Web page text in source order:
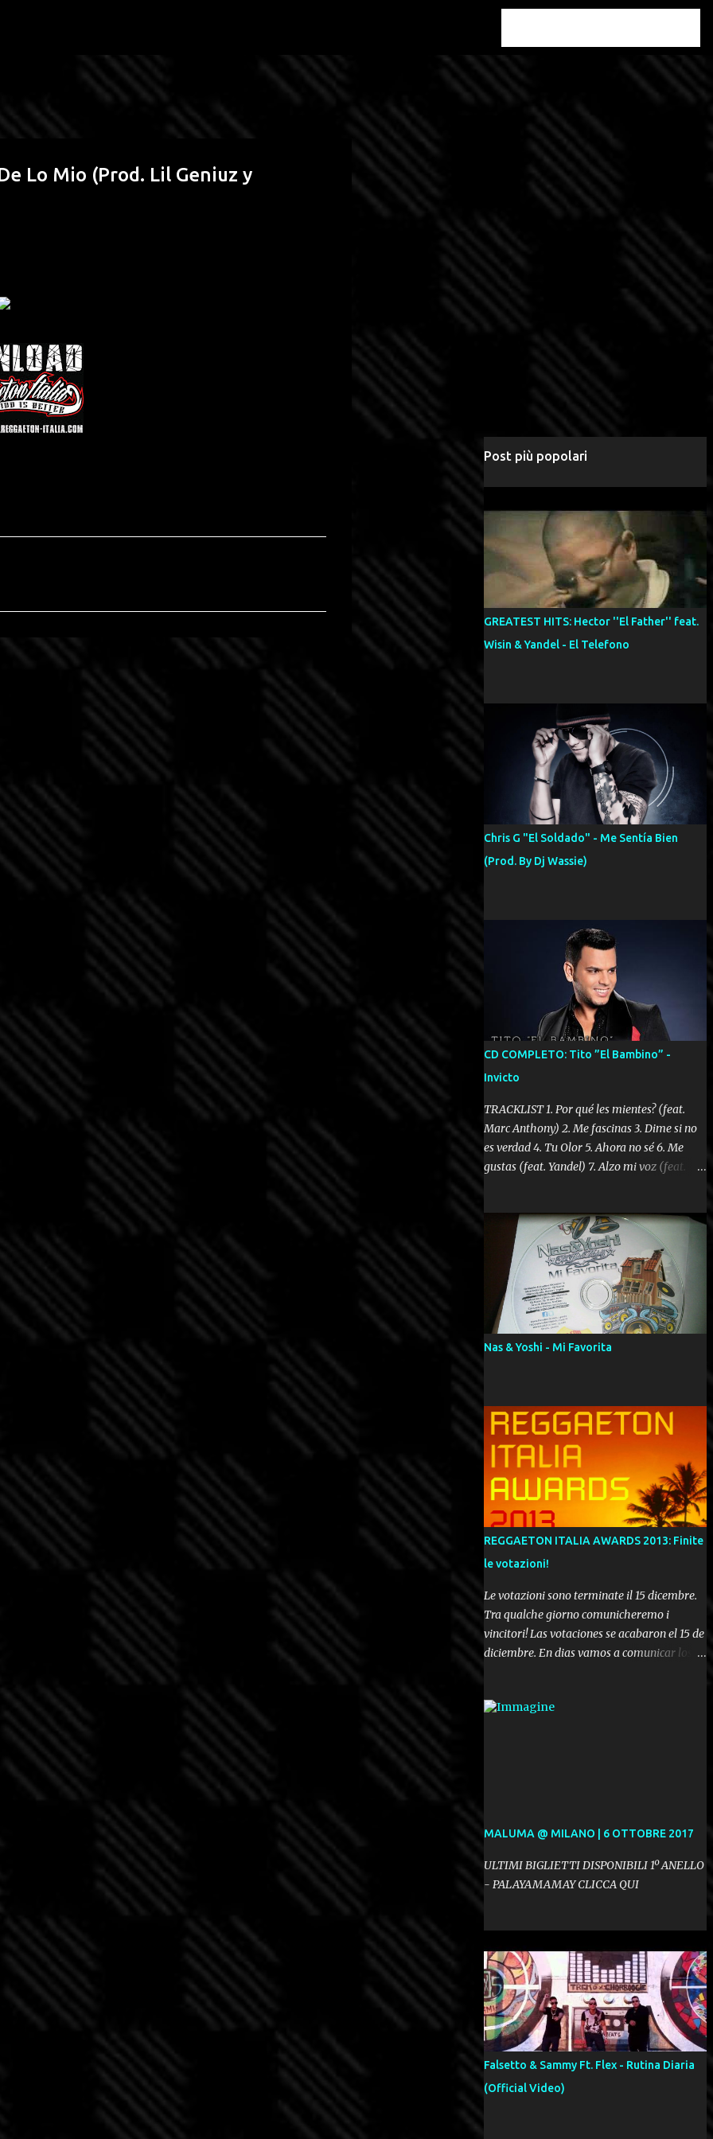
Lo Mio (Prod. Lil Geniuz y
Post più popolari
GREATEST HITS: Hector ''El Father'' feat.
Wisin & Yandel - El Telefono
Chris G "El Soldado" - Me Sentía Bien
(Prod. By Dj Wassie)
CD COMPLETO: Tito ”El Bambino” -
Invicto
TRACKLIST 1. Por qué les mientes? (feat.
Marc Anthony) 2. Me fascinas 3. Dime si no
es verdad 4. Tu Olor 5. Ahora no sé 6. Me
gustas (feat. Yandel) 7. Alzo mi voz (feat.
Dame la ola (feat. Tito Nieves) [Salsa
Version] 12. Dámelo 13. Dame la ola 14. ¿Por
qué les mientes? (feat. Marc Anthony)
[Radio Version] 15. Digital Booklet – Invicto
----------------------------- Nota:
Album proposto al massimo della qualità in
formato iTunes Plus AAC M4A; comprato su
Nas & Yoshi - Mi Favorita
REGGAETON ITALIA AWARDS 2013: Finite
le votazioni!
Le votazioni sono terminate il 15 dicembre.
Tra qualche giorno comunicheremo i
vincitori! Las votaciones se acabaron el 15 de
diciembre. En dias vamos a comunicar los
MALUMA @ MILANO | 6 OTTOBRE 2017
ULTIMI BIGLIETTI DISPONIBILI 1º ANELLO
- PALAYAMAMAY CLICCA QUI
Falsetto & Sammy Ft. Flex - Rutina Diaria
(Official Video)